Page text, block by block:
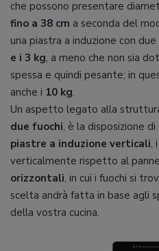
che possono presentare
fino a 38 cm a seconda del
una piastra a induzione con
e i 3 kg, a meno che non sia
spessa e quindi pesante; in
anche i 10 kg.
Un aspetto legato alla
due fuochi, è la disposizione
piastre a induzione verticali,
verticalmente rispetto al
orizzontali, in cui i fuochi si
scelta andrà fatta in base agli
della vostra cucina.